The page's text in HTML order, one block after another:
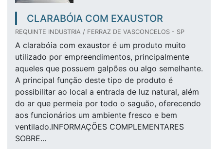
CLARABÓIA COM EXAUSTOR
REQUINTE INDUSTRIA / FERRAZ DE VASCONCELOS - SP
A clarabóia com exaustor é um produto muito
utilizado por empreendimentos, principalmente
aqueles que possuem galpões ou algo semelhante.
A principal função deste tipo de produto é
possibilitar ao local a entrada de luz natural, além
do ar que permeia por todo o saguão, oferecendo
aos funcionários um ambiente fresco e bem
ventilado.INFORMAÇÕES COMPLEMENTARES
SOBRE...